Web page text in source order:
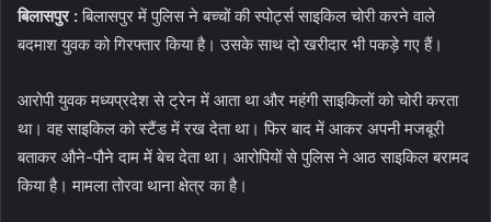
बिलासपुर :बिलासपुर में पुलिस ने बच्चों की स्पोर्ट्स साइकिल चोरी करने वाले
बदमाश युवक को गिरफ्तार किया है। उसके साथ दो खरीदार भी पकड़े गए हैं।
आरोपी युवक मध्यप्रदेश से ट्रेन में आता था और महंगी साइकिलों को चोरी करता
था। वह साइकिल को स्टैंड में रख देता था। फिर बाद में आकर अपनी मजबूरी
बताकर औने-पौने दाम में बेच देता था। आरोपियों से पुलिस ने आठ साइकिल बरामद
किया है। मामला तोरवा थाना क्षेत्र का है।